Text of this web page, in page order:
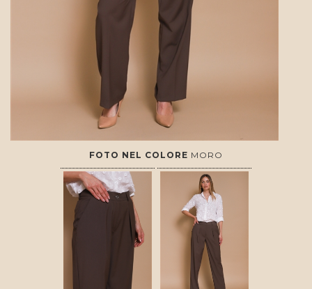
FOTO NEL COLORE MORO